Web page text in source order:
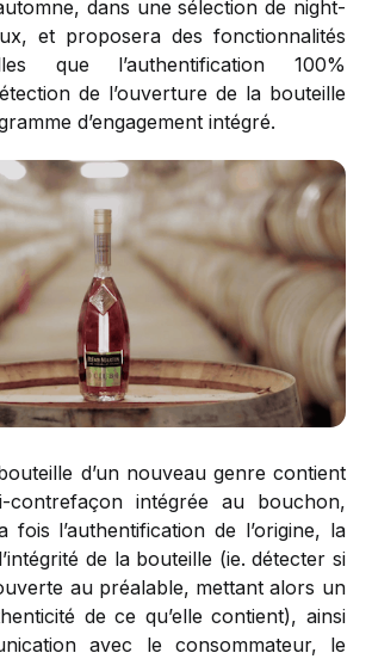
dans une sélection de night-
et proposera des fonctionnalités
que l’authentification 100%
de l’ouverture de la bouteille
d’engagement intégré.
d’un nouveau genre contient
contrefaçon intégrée au bouchon,
fois l’authentification de l’origine, la
de la bouteille (ie. détecter si
au préalable, mettant alors un
de ce qu’elle contient), ainsi
avec le consommateur, le